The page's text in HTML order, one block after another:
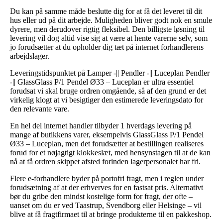
Du kan på samme måde beslutte dig for at få det leveret til dit
hus eller ud på dit arbejde. Muligheden bliver godt nok en smule
dyrere, men derudover rigtig fleksibel. Den billigste løsning til
levering vil dog altid vise sig at være at hente varerne selv, som
jo forudsætter at du opholder dig tæt på internet forhandlerens
arbejdslager.
Leveringstidspunktet på Lamper -|| Pendler -|| Luceplan Pendler
-|| GlassGlass P/1 Pendel Ø33 – Luceplan er ultra essentiel
forudsat vi skal bruge ordren omgående, så af den grund er det
virkelig klogt at vi besigtiger den estimerede leveringsdato for
den relevante vare.
En hel del internet handler tilbyder 1 hverdags levering på
mange af butikkens varer, eksempelvis GlassGlass P/1 Pendel
Ø33 – Luceplan, men det forudsætter at bestillingen realiseres
forud for et nøjagtigt klokkeslæt, med hensynstagen til at de kan
nå at få ordren skippet afsted forinden lagerpersonalet har fri.
Flere e-forhandlere byder på portofri fragt, men i reglen under
forudsætning af at der erhverves for en fastsat pris. Alternativt
bør du gribe den mindst kostelige form for fragt, der ofte –
uanset om du er ved Taastrup, Svendborg eller Helsinge – vil
blive at få fragtfirmaet til at bringe produkterne til en pakkeshop.